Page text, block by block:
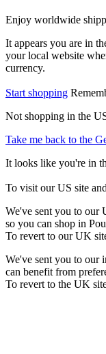
Enjoy worldwide
It appears you are in
your local website
currency.
Start shopping
Not shopping in the
Take me back to the
It looks like you're in
To visit our US site
We've sent you to our
so you can shop in
To revert to our UK
We've sent you to our
can benefit from
To revert to the UK